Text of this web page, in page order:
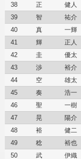
38
正 健人
39
智 祐介
40
真 一輝
41
輝 正人
42
圭 優太
43
渉 裕介
44
空 雄太
45
奏 浩一
46
聖 一樹
47
晃 陽介
48
裕 健二
49
稔 裕也
50
武 伊織